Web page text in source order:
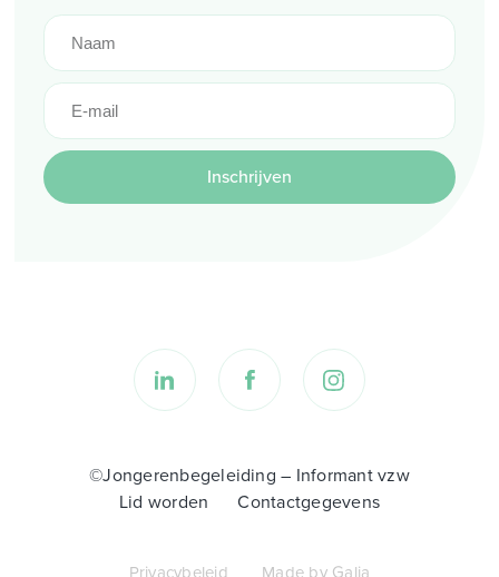
Inschrijven
©Jongerenbegeleiding – Informant vzw
Lid worden
Contactgegevens